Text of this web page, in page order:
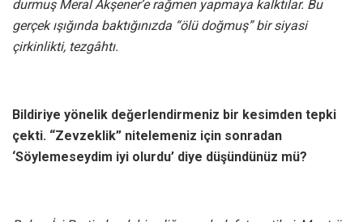
durmuş Meral Akşener’e rağmen yapmaya kalktılar. Bu
gerçek ışığında baktığınızda “ölü doğmuş” bir siyasi
çirkinlikti, tezgâhtı.
Bildiriye yönelik değerlendirmeniz bir kesimden tepki
çekti. “Zevzeklik” nitelemeniz için sonradan
‘Söylemeseydim iyi olurdu’ diye düşündünüz mü?